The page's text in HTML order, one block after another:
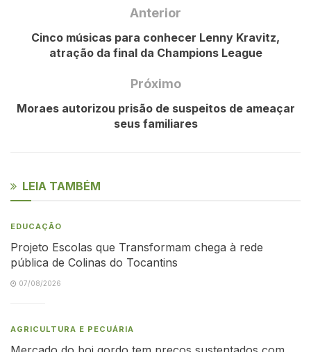
Anterior
Cinco músicas para conhecer Lenny Kravitz,
atração da final da Champions League
Próximo
Moraes autorizou prisão de suspeitos de ameaçar
seus familiares
LEIA TAMBÉM
EDUCAÇÃO
Projeto Escolas que Transformam chega à rede
pública de Colinas do Tocantins
07/08/2026
AGRICULTURA E PECUÁRIA